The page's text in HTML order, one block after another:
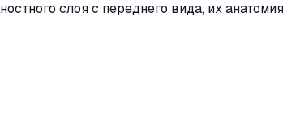
слоя с переднего вида, их